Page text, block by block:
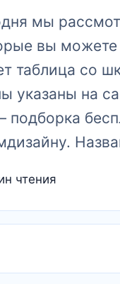
мы
вы
таблица со
указаны на
чтения